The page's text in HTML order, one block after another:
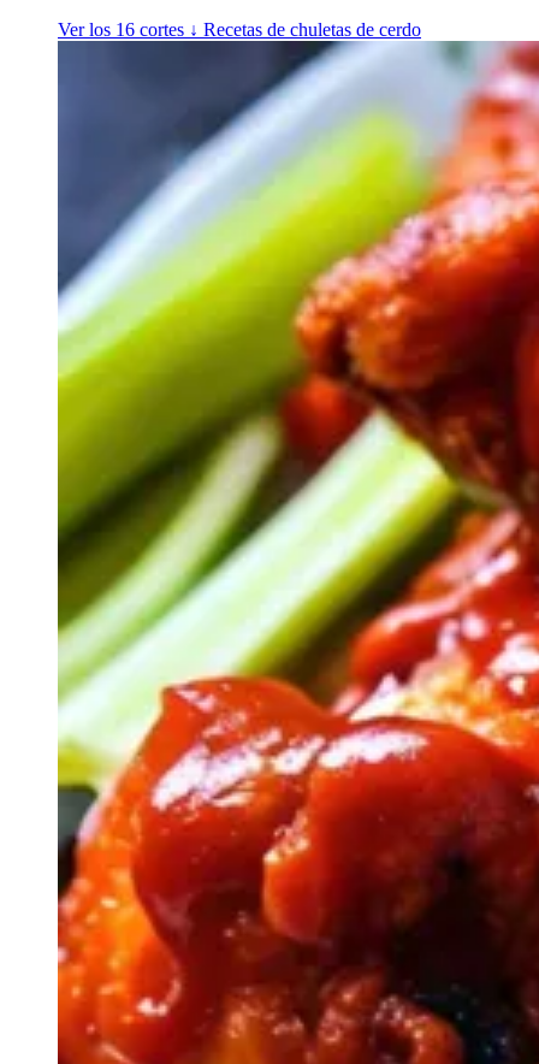
Ver los 16 cortes ↓ Recetas de chuletas de cerdo